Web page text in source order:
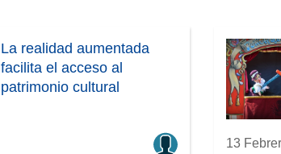
La realidad aumentada
facilita el acceso al
patrimonio cultural
13